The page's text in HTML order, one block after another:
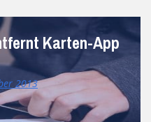
Karten-App
2013